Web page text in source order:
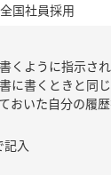
国社員採用
くように指示さ
に書くときと同
おいた自分の履
入